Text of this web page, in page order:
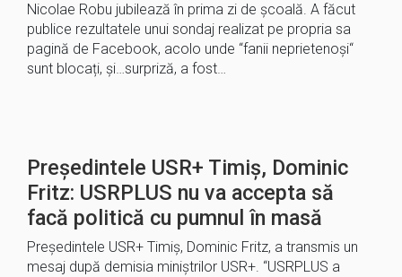
Nicolae Robu jubilează în prima zi de școală. A făcut
publice rezultatele unui sondaj realizat pe propria sa
pagină de Facebook, acolo unde “fanii neprietenoși“
sunt blocați, și…surpriză, a fost…
Președintele USR+ Timiș, Dominic
Fritz: USRPLUS nu va accepta să
facă politică cu pumnul în masă
Președintele USR+ Timiș, Dominic Fritz, a transmis un
mesaj după demisia miniștrilor USR+. “USRPLUS a